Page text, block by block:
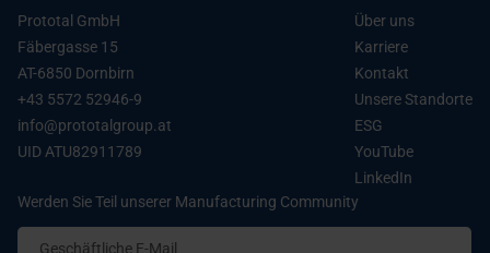
Berechnung
Prototal GmbH
Fäbergasse 15
AT-6850 Dornbirn
+43 5572 52946-9
info@prototalgroup.at
UID ATU82911789
Über uns
Karriere
Kontakt
Unsere Standorte
ESG
YouTube
LinkedIn
Werden Sie Teil unserer Manufacturing Community